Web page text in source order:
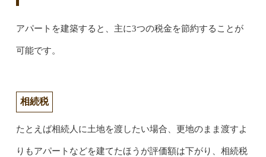
アパートを建築すると、主に3つの税金を節約することが
可能です。
相続税
たとえば相続人に土地を渡したい場合、更地のまま渡すよ
りもアパートなどを建てたほうが評価額は下がり、相続税